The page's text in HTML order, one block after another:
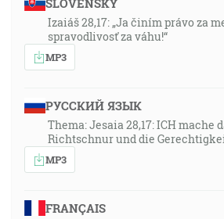
SLOVENSKY
Izaiáš 28,17: „Ja činím právo za
spravodlivosť za váhu!“
MP3
РУССКИЙ ЯЗЫК
Thema: Jesaia 28,17: ICH mache
Richtschnur und die
MP3
FRANÇAIS